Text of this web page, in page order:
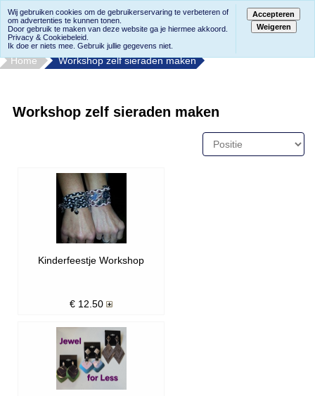
Home Workshop zelf sieraden maken
Workshop zelf sieraden maken
Kinderfeestje Workshop
€ 12.50
Wij gebruiken cookies om de gebruikerservaring te verbeteren of
om advertenties te kunnen tonen.
Door gebruik te maken van deze website ga je hiermee akkoord.
Privacy & Cookiebeleid.
Ik doe er niets mee. Gebruik jullie gegevens niet.
Accepteren
Weigeren